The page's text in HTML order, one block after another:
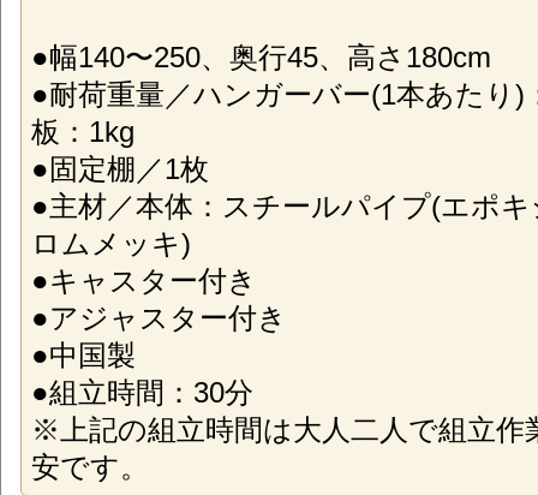
●幅140〜250、奥行45、高さ180cm
●耐荷重量／ハンガーバー(1本あたり)
板：1kg
●固定棚／1枚
●主材／本体：スチールパイプ(エポ
ロムメッキ)
●キャスター付き
●アジャスター付き
●中国製
●組立時間：30分
※上記の組立時間は大人二人で組立作
安です。